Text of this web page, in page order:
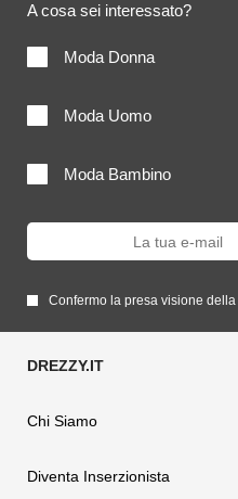
A cosa sei interessato?
Moda Donna
Moda Uomo
Moda Bambino
Confermo la presa visione della
Chi Siamo
Diventa Inserzionista